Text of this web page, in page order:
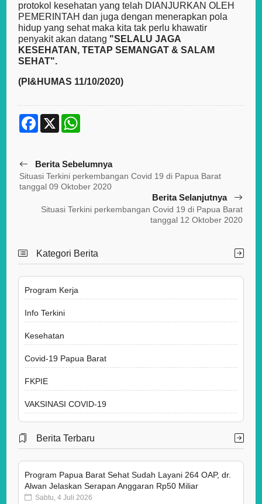
protokol kesehatan yang telah DIANJURKAN OLEH
PEMERINTAH dan juga dengan menerapkan pola
hidup yang sehat maka kita tak perlu khawatir
penyakit akan datang "SELALU JAGA
KESEHATAN, TETAP SEMANGAT & SALAM
SEHAT".
(PI&HUMAS 11/10/2020)
F
o
o
k
X
A
p
p
Berita Sebelumnya
Situasi Terkini perkembangan Covid 19 di Papua Barat
tanggal 09 Oktober 2020
Berita Selanjutnya
Situasi Terkini perkembangan Covid 19 di Papua Barat
tanggal 12 Oktober 2020
Kategori Berita
Program Kerja
Info Terkini
Kesehatan
Covid-19 Papua Barat
FKPIE
VAKSINASI COVID-19
Berita Terbaru
Program Papua Barat Sehat Sudah Layani 264 OAP, dr.
Alwan Jelaskan Serapan Anggaran Rp50 Miliar
Sabtu, 4 Juli 2026